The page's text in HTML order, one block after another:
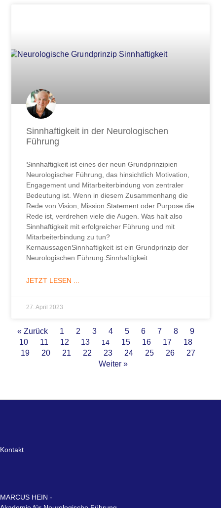
Sinnhaftigkeit in der Neurologischen
Führung
Sinnhaftigkeit ist eines der neun Grundprinzipien
Neurologischer Führung, das hinsichtlich Motivation,
Engagement und Mitarbeiterbindung von zentraler
Bedeutung ist. Wenn in diesem Zusammenhang die
Rede von Vision, Mission Statement oder Purpose die
Rede ist, verdrehen viele die Augen. Was halt also
Sinnhaftigkeit mit erfolgreicher Führung und mit
Mitarbeiterbindung zu tun?
KernaussagenSinnhaftigkeit ist ein Grundprinzip der
Neurologischen Führung.Sinnhaftigkeit
JETZT LESEN ...
27. April 2023
« Zurück 1 2 3 4 5 6 7 8
9
10
11 12 13 14 15 16 17
18
19
20 21 22 23 24 25 26
27
Weiter »
Kontakt
MARCUS HEIN -